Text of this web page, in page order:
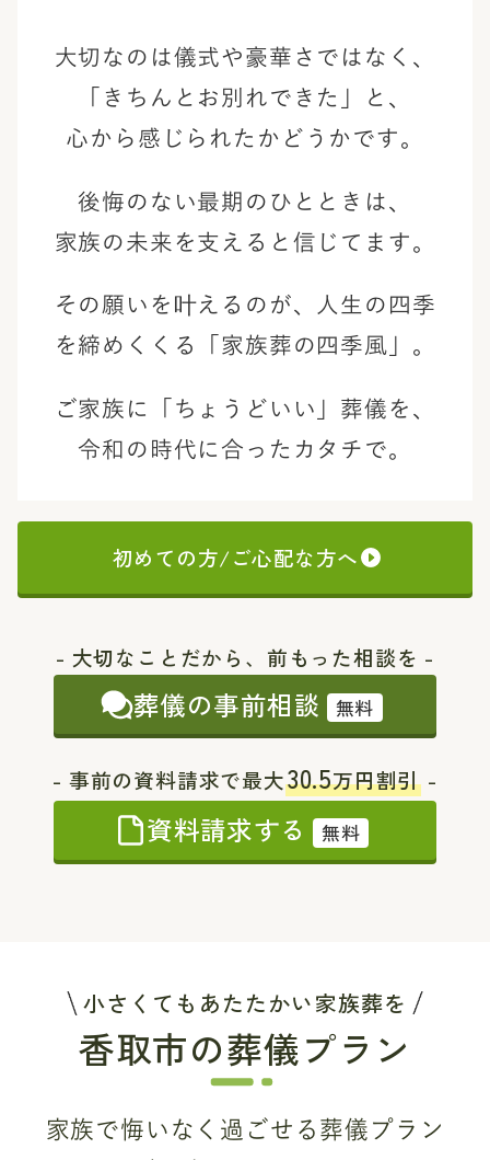
大切なのは儀式や豪華さではなく、
「きちんとお別れできた」と、
心から感じられたかどうかです。
後悔のない最期のひとときは、
家族の未来を支えると信じてます。
その願いを叶えるのが、
人生の四季
を締めくくる「家族葬の四季風」。
ご家族に「ちょうどいい」葬儀を、
令和の時代に合ったカタチで。
初めての方/ご心配な方へ
- 大切なことだから、前もった相談を -
葬儀の事前相談 無料
- 事前の資料請求で最大30.5万円割引 -
資料請求する 無料
小さくてもあたたかい家族葬を
香取市の葬儀プラン
家族で悔いなく過ごせる葬儀プラン